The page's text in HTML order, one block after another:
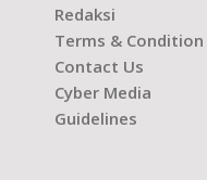
Redaksi
Terms & Condition
Contact Us
Cyber Media
Guidelines